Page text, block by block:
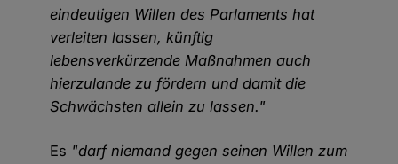
eindeutigen Willen des Parlaments hat
verleiten lassen, künftig
lebensverkürzende Maßnahmen auch
hierzulande zu fördern und damit die
Schwächsten allein zu lassen."
Es "darf niemand gegen seinen Willen zum